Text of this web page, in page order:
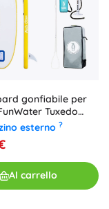
gonfiabile per
Tuxedo
cm (blu)
esterno ?
Al carrello